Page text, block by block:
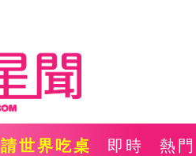
請世界吃桌 即時 熱門